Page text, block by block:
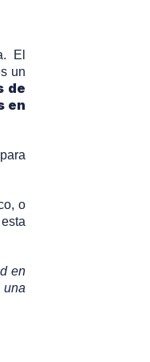
El
un
de
en
o
en
una